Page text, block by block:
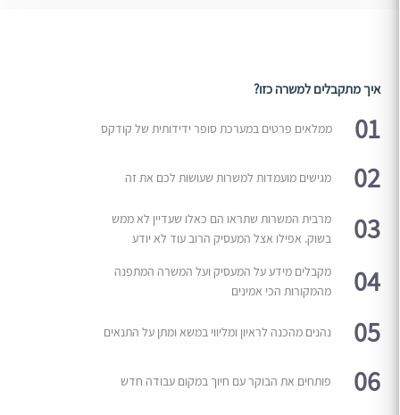
איך מתקבלים למשרה כזו?
01 ממלאים פרטים במערכת סופר ידידותית של קודקס
02 מגישים מועמדות למשרות שעושות לכם את זה
03
מרבית המשרות שתראו הם כאלו שעדיין לא ממש
בשוק. אפילו אצל המעסיק הרוב עוד לא יודע
04
מקבלים מידע על המעסיק ועל המשרה המתפנה
מהמקורות הכי אמינים
05 נהנים מהכנה לראיון ומליווי במשא ומתן על התנאים
06 פותחים את הבוקר עם חיוך במקום עבודה חדש